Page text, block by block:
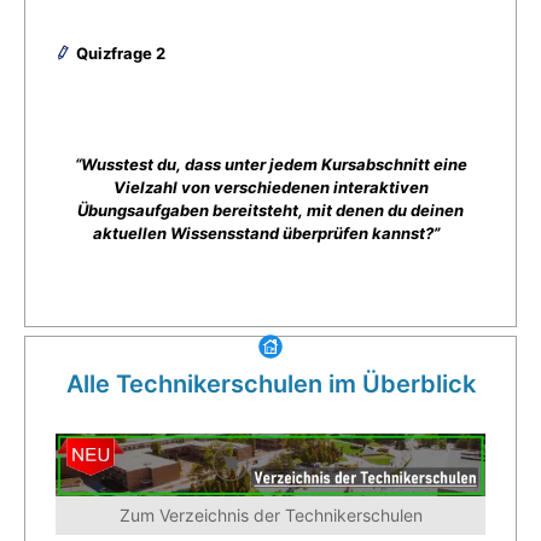
Quizfrage 2
“Wusstest du, dass unter jedem Kursabschnitt eine
Vielzahl von verschiedenen interaktiven
Übungsaufgaben bereitsteht, mit denen du deinen
aktuellen Wissensstand überprüfen kannst?”
Alle Technikerschulen im Überblick
Zum Verzeichnis der Technikerschulen